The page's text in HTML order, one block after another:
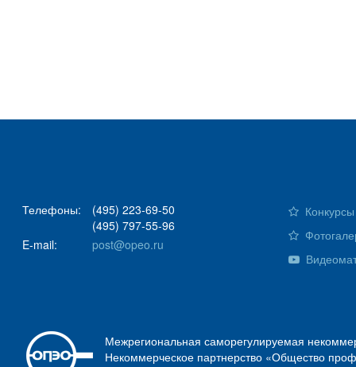
Телефоны:
(495) 223-69-50
(495) 797-55-96
E-mail:
post@opeo.ru
Межрегиональная саморегулируемая
Некоммерческое партнерство «Общество